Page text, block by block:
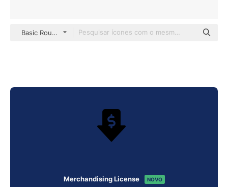
Basic Rounded Filled
Merchandising License NOVO